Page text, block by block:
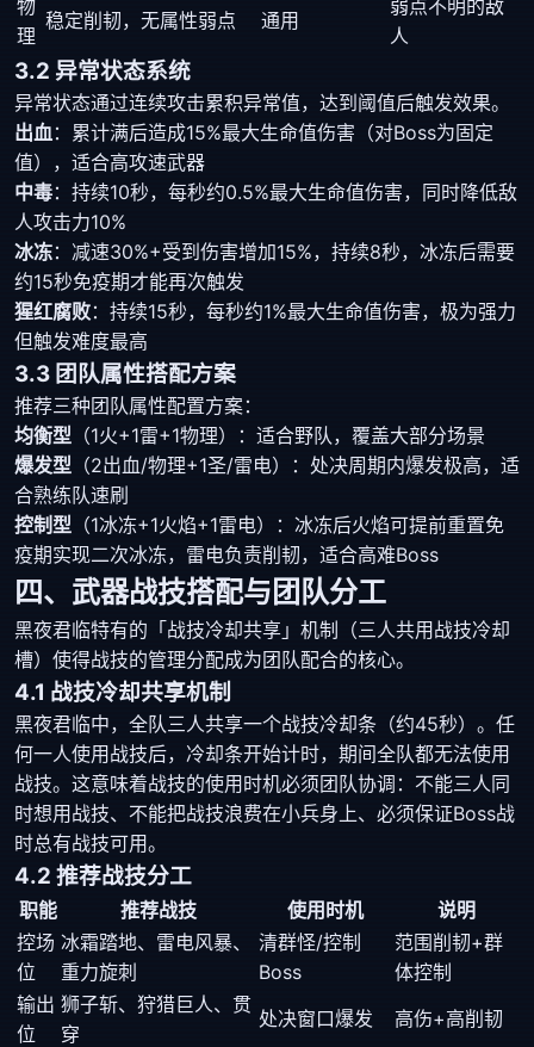
物
理
稳定削韧，无属性弱点 通用
弱点不明的敌
人
3.2 异常状态系统
异常状态通过连续攻击累积异常值，达到阈值后触发效果。
出血：累计满后造成15%最大生命值伤害（对Boss为固定
值），适合高攻速武器
中毒：持续10秒，每秒约0.5%最大生命值伤害，同时降低敌
人攻击力10%
冰冻：减速30%+受到伤害增加15%，持续8秒，冰冻后需要
约15秒免疫期才能再次触发
猩红腐败：持续15秒，每秒约1%最大生命值伤害，极为强力
但触发难度最高
3.3 团队属性搭配方案
推荐三种团队属性配置方案：
均衡型 （1火+1雷+1物理）：适合野队，覆盖大部分场景
爆发型 （2出血/物理+1圣/雷电）：处决周期内爆发极高，适
合熟练队速刷
控制型 （1冰冻+1火焰+1雷电）：冰冻后火焰可提前重置免
疫期实现二次冰冻，雷电负责削韧，适合高难Boss
四、武器战技搭配与团队分工
黑夜君临特有的「战技冷却共享」机制（三人共用战技冷却
槽）使得战技的管理分配成为团队配合的核心。
4.1 战技冷却共享机制
黑夜君临中，全队三人共享一个战技冷却条（约45秒）。任
何一人使用战技后，冷却条开始计时，期间全队都无法使用
战技。这意味着战技的使用时机必须团队协调：不能三人同
时想用战技、不能把战技浪费在小兵身上、必须保证Boss战
时总有战技可用。
4.2 推荐战技分工
职能 推荐战技 使用时机
说明
控场
位
冰霜踏地、雷电风暴、
重力旋刺
清群怪/控制
Boss
范围削韧+群
体控制
输出
位
狮子斩、狩猎巨人、贯
穿
处决窗口爆发
高伤+高削韧